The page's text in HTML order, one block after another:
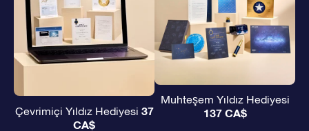
Çevrimiçi Yıldız Hediyesi 37
CA$
Muhteşem Yıldız Hediyesi
137 CA$